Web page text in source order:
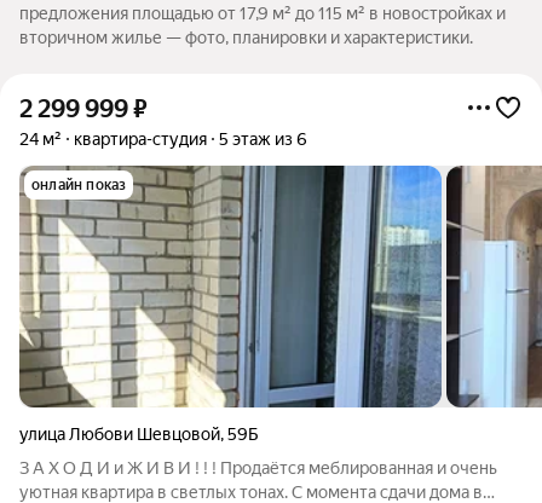
предложения площадью от 17,9 м² до 115 м² в новостройках и
вторичном жилье — фото, планировки и характеристики.
2 299 999₽
24 м² квартира-студия 5 этаж из 6
онлайн показ
улица Любови Шевцовой,59Б
З А Х О Д И и Ж И В И ! ! ! Продаётся меблированная и очень
уютная квартира в светлых тонах. С момента сдачи дома в